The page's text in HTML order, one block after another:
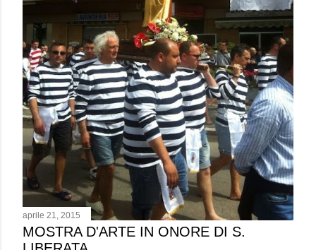
aprile 21, 2015
MOSTRA D'ARTE IN ONORE DI S.